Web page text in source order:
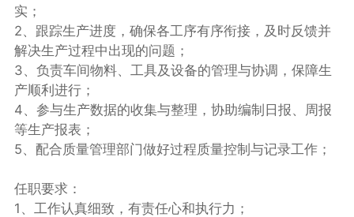
实；
2、跟踪生产进度，确保各工序有序衔接，及时反馈并
解决生产过程中出现的问题；
3、负责车间物料、工具及设备的管理与协调，保障生
产顺利进行；
4、参与生产数据的收集与整理，协助编制日报、周报
等生产报表；
5、配合质量管理部门做好过程质量控制与记录工作；
任职要求：
1、工作认真细致，有责任心和执行力；